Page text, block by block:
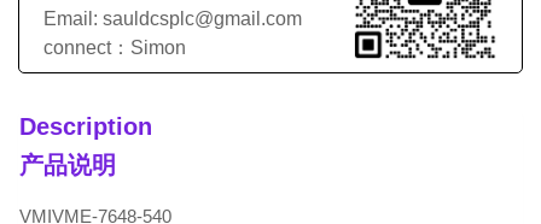
Email: sauldcsplc@gmail.com
connect：Simon
Description
产品说明
VMIVME-7648-540